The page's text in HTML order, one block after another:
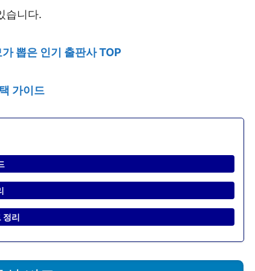
습니다.
뽑은 인기 출판사 TOP
가이드
정리